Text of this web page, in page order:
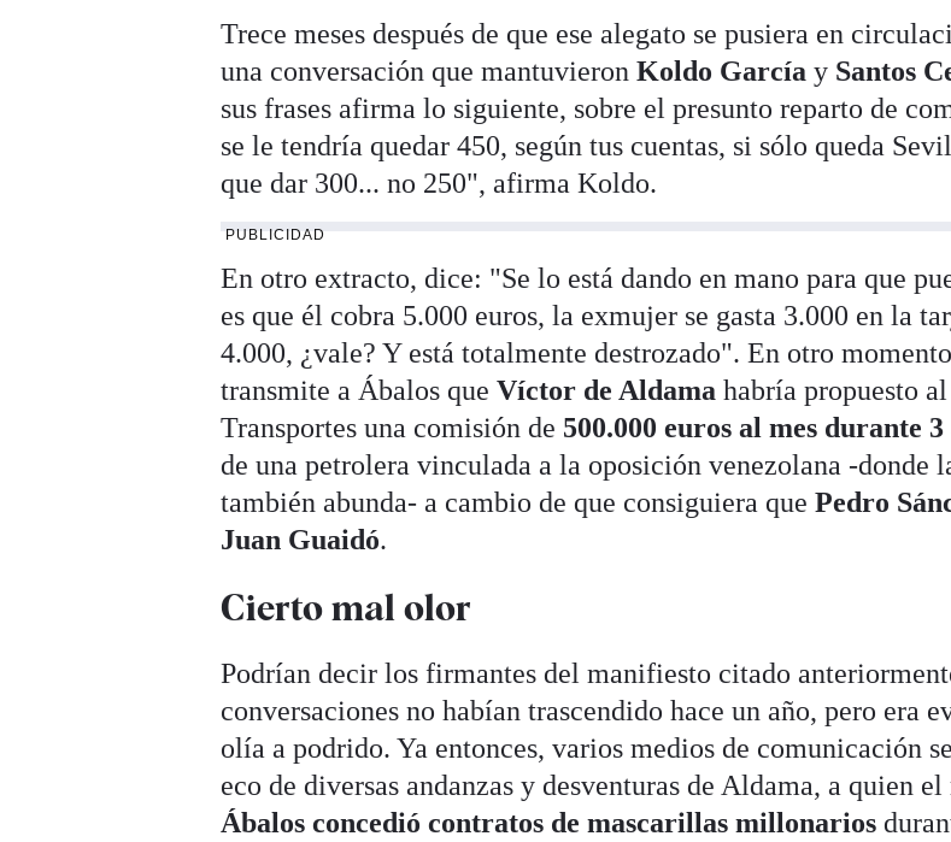
Trece meses después de que ese alegato se pusiera en
una conversación que mantuvieronKoldo García y Santos
sus frases afirma lo siguiente, sobre el presunto reparto de
se le tendría quedar 450, según tus cuentas, si sólo queda
que dar 300... no 250", afirma Koldo.
PUBLICIDAD
En otro extracto, dice: "Se lo está dando en mano para que
es que él cobra 5.000 euros, la exmujer se gasta 3.000 en la
4.000, ¿vale? Y está totalmente destrozado". En otro
transmite a Ábalos queVíctor de Aldamahabría propuesto
Transportes una comisión de 500.000 euros al mes durante 3
de una petrolera vinculada a la oposición venezolana -donde
también abunda- a cambio de que consiguiera quePedro
Juan Guaidó.
Cierto mal olor
Podrían decir los firmantes del manifiesto citado
conversaciones no habían trascendido hace un año, pero era
olía a podrido. Ya entonces, varios medios de comunicación
eco de diversas andanzas y desventuras de Aldama, a quien
Ábalos concedió contratos de mascarillas millonarios